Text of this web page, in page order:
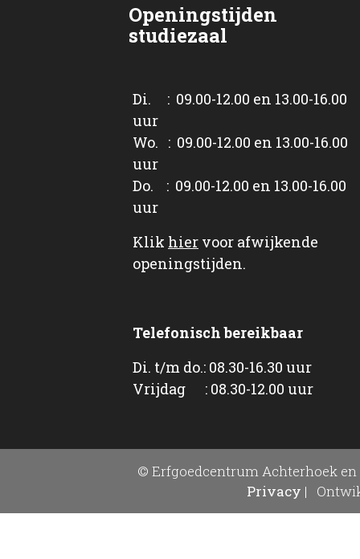
Openingstijden
studiezaal
Di. : 09.00-12.00 en 13.00-16.00
uur
Wo. : 09.00-12.00 en 13.00-16.00
uur
Do. : 09.00-12.00 en 13.00-16.00
uur
Klik hier voor afwijkende
openingstijden.
Telefonisch bereikbaar
Di. t/m do.: 08.30-16.30 uur
Vrijdag : 08.30-12.00 uur
© Erfgoedcentrum Achterhoek en
Privacy |